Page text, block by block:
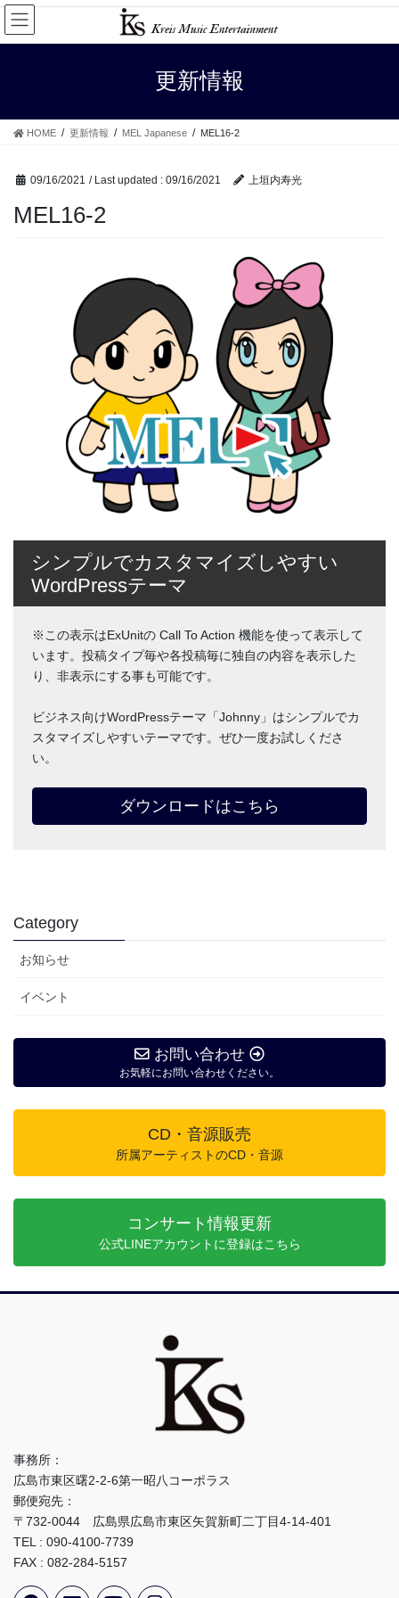
Skip
the
Skip
the
更新情報
HOME 更新情報 MEL Japanese MEL16-2
09/16/2021 / Last updated : 09/16/2021 上垣内寿光
MEL16-2
シンプルでカスタマイズしやすい
WordPressテーマ
※この表示はExUnitの Call To Action 機能を使って表示して
います。投稿タイプ毎や各投稿毎に独自の内容を表示した
り、非表示にする事も可能です。
ビジネス向けWordPressテーマ「Johnny」はシンプルでカ
スタマイズしやすいテーマです。ぜひ一度お試しくださ
い。
ダウンロードはこちら
Category
お知らせ
イベント
お問い合わせ
お気軽にお問い合わせください。
CD・音源販売
所属アーティストのCD・音源
コンサート情報更新
公式LINEアカウントに登録はこちら
事務所：
広島市東区曙2-2-6第一昭八コーポラス
郵便宛先：
〒732-0044 広島県広島市東区矢賀新町二丁目4-14-401
TEL : 090-4100-7739
FAX : 082-284-5157